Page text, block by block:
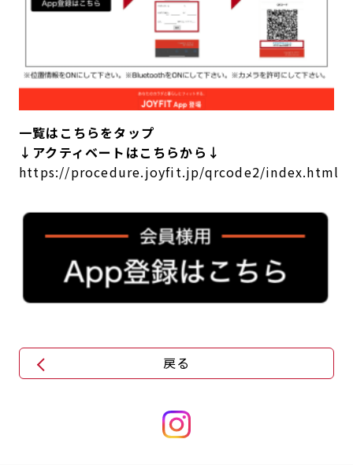
店舗情報・サービス
見学・体験 入会方法
よくあるご質問 店舗へのお問い合わせ
JOYFIT24 JOYFIT YOGA
店舗を探す
一覧はこちらをタップ
↓アクティベートはこちらから↓
https://procedure.joyfit.jp/qrcode2/index.html
戻る